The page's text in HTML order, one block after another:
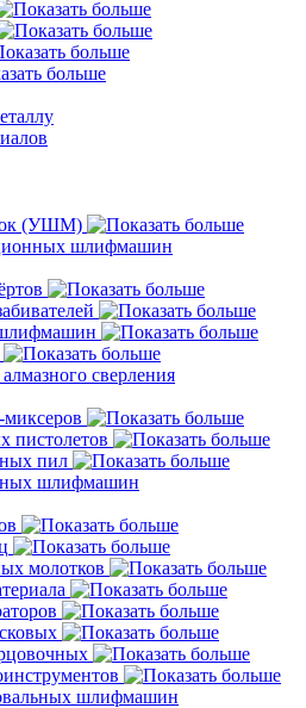
(УШМ)
шлифмашин
сверления
миксеров
пистолетов
пил
шлифмашин
молотков
шлифмашин